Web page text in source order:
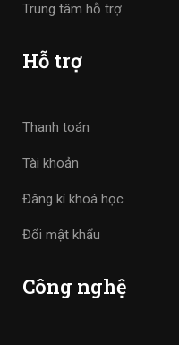
Trung tâm hỗ trợ
Hỗ trợ
Thanh toán
Tài khoản
Đăng kí khoá học
Đổi mật khẩu
Công nghệ